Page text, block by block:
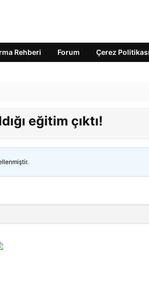
Rehberi Forum Çerez Politikası
eğitim çıktı!